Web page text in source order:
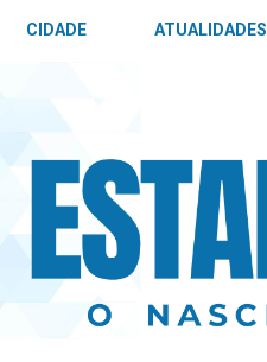
CIDADE ATUALIDADES